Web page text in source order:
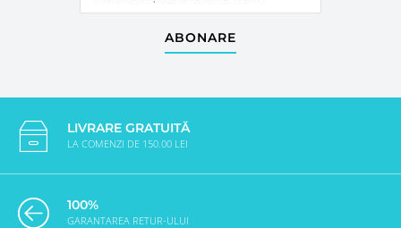
ABONARE
LIVRARE GRATUITĂ
LA COMENZI DE 150.00 LEI
100%
GARANTAREA RETUR-ULUI